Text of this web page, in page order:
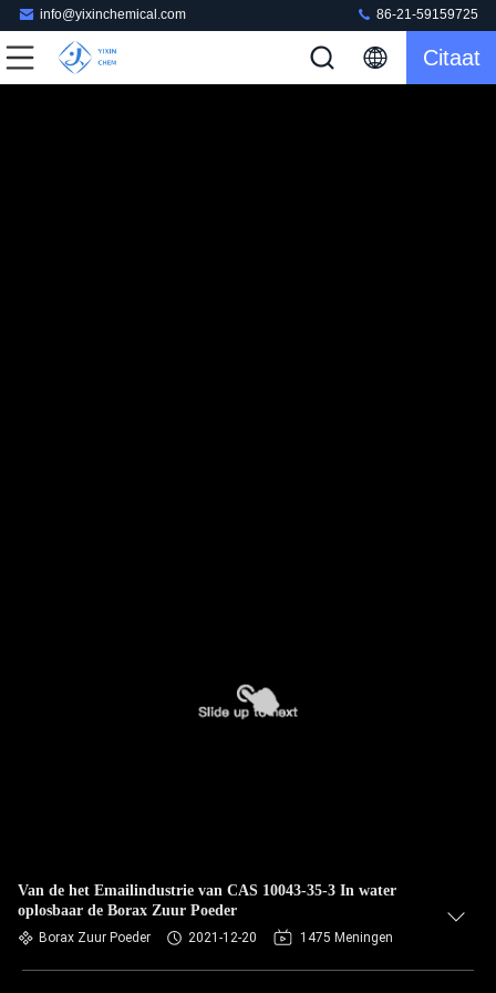
info@yixinchemical.com 86-21-59159725
Citaat
Van de het Emailindustrie van CAS 10043-35-3 In water
oplosbaar de Borax Zuur Poeder
Borax Zuur Poeder 2021-12-20 1475 Meningen